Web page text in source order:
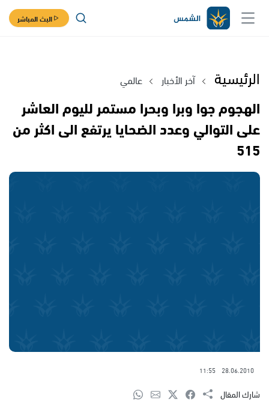
البث المباشر
الرئيسية آخر الأخبار عالمي
الهجوم جوا وبرا وبحرا مستمر لليوم العاشر
على التوالي وعدد الضحايا يرتفع الى اكثر من
515
28.06.2010
11:55
شارك المقال